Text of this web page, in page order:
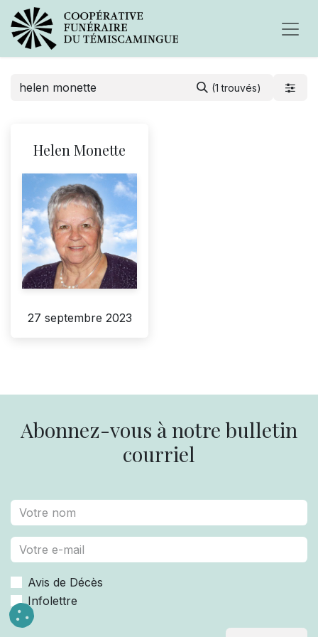
(1 trouvés)
Helen Monette
27 septembre 2023
Abonnez-vous à notre bulletin
courriel
Avis de Décès
Infolettre